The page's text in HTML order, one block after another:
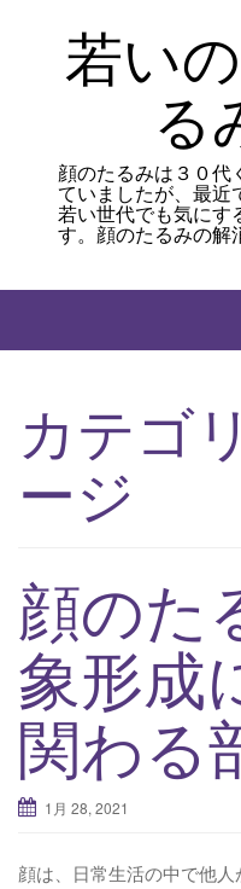
若い
る
顔のたるみは３０代
ていましたが、最近
若い世代でも気にす
す。顔のたるみの解
カテゴ
ージ
顔のた
象形成
関わる
1月 28, 2021
顔は、日常生活の中で他